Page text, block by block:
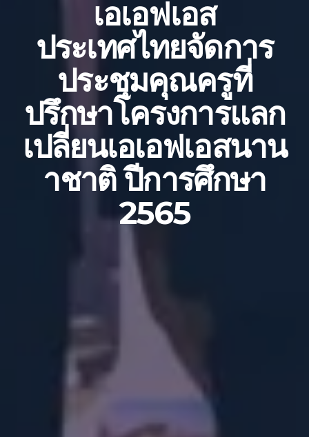
เอเอฟเอส
ประเทศไทยจัดการ
ประชุมคุณครูที่
ปรึกษาโครงการแลก
เปลี่ยนเอเอฟเอสนาน
าชาติ ปีการศึกษา
2565